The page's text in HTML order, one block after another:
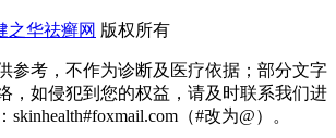
之华祛癣网 版权所有
参考，不作为诊断及医疗依据；部分文字
，如侵犯到您的权益，请及时联系我们进
（#改为@）。